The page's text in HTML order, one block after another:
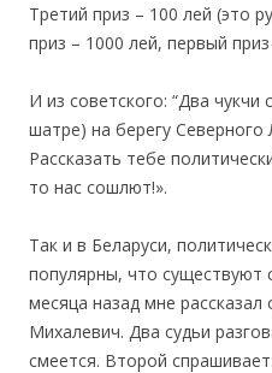
Третий приз – 100 лей (это
приз – 1000 лей, первый
И из советского: “Два
шатре) на берегу Северного
Рассказать тебе
то нас сошлют!».
Так и в Беларуси,
популярны, что cуществуют
месяца назад мне рассказал
Михалевич. Два судьи
смеется. Второй спрашивает: